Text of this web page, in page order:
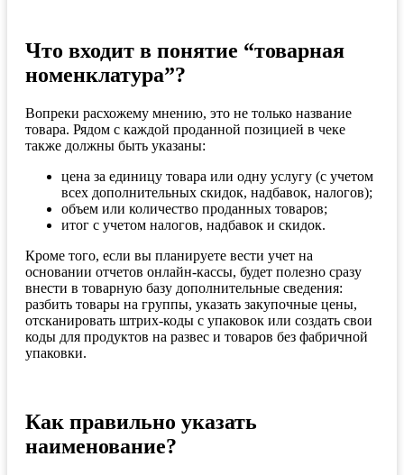
Что входит в понятие “товарная
номенклатура”?
Вопреки расхожему мнению, это не только название
товара. Рядом с каждой проданной позицией в чеке
также должны быть указаны:
цена за единицу товара или одну услугу (с учетом
всех дополнительных скидок, надбавок, налогов);
объем или количество проданных товаров;
итог с учетом налогов, надбавок и скидок.
Кроме того, если вы планируете вести учет на
основании отчетов онлайн-кассы, будет полезно сразу
внести в товарную базу дополнительные сведения:
разбить товары на группы, указать закупочные цены,
отсканировать штрих-коды с упаковок или создать свои
коды для продуктов на развес и товаров без фабричной
упаковки.
Как правильно указать
наименование?